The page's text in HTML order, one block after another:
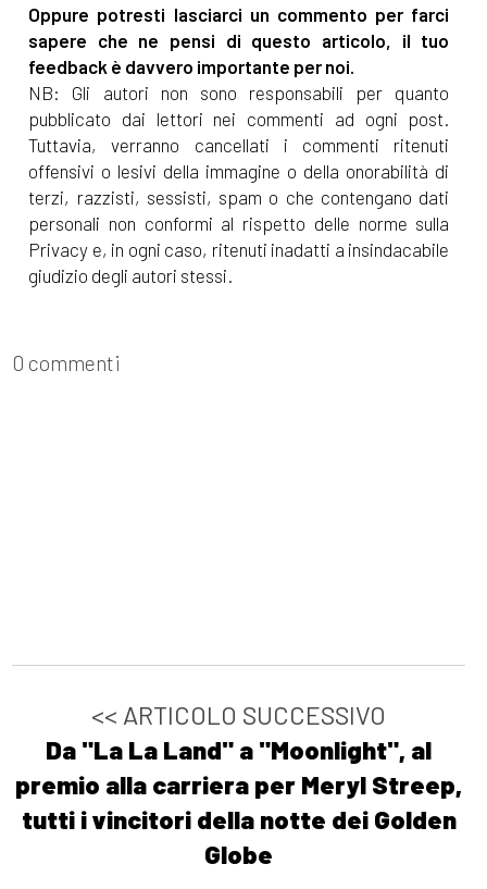
Oppure potresti lasciarci un commento per farci
sapere che ne pensi di questo articolo, il tuo
feedback è davvero importante per noi.
NB: Gli autori non sono responsabili per quanto
pubblicato dai lettori nei commenti ad ogni post.
Tuttavia, verranno cancellati i commenti ritenuti
offensivi o lesivi della immagine o della onorabilità di
terzi, razzisti, sessisti, spam o che contengano dati
personali non conformi al rispetto delle norme sulla
Privacy e, in ogni caso, ritenuti inadatti a insindacabile
giudizio degli autori stessi.
0 commenti
<< ARTICOLO SUCCESSIVO
Da "La La Land" a "Moonlight", al
premio alla carriera per Meryl Streep,
tutti i vincitori della notte dei Golden
Globe